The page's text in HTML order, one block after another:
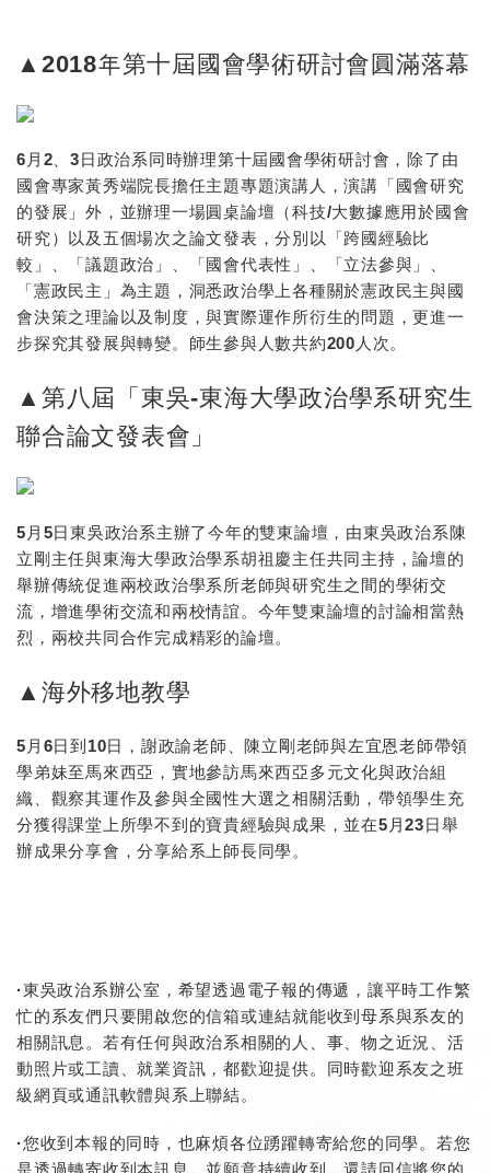
▲2018年第十屆國會學術研討會圓滿落幕
6月2、3日政治系同時辦理第十屆國會學術研討會，除了由
國會專家黃秀端院長擔任主題專題演講人，演講「國會研究
的發展」外，並辦理一場圓桌論壇（科技/大數據應用於國會
研究）以及五個場次之論文發表，分別以「跨國經驗比
較」、「議題政治」、「國會代表性」、「立法參與」、
「憲政民主」為主題，洞悉政治學上各種關於憲政民主與國
會決策之理論以及制度，與實際運作所衍生的問題，更進一
步探究其發展與轉變。師生參與人數共約200人次。
▲第八屆「東吳-東海大學政治學系研究生
聯合論文發表會」
5月5日東吳政治系主辦了今年的雙東論壇，由東吳政治系陳
立剛主任與東海大學政治學系胡祖慶主任共同主持，論壇的
舉辦傳統促進兩校政治學系所老師與研究生之間的學術交
流，增進學術交流和兩校情誼。今年雙東論壇的討論相當熱
烈，兩校共同合作完成精彩的論壇。
▲海外移地教學
5月6日到10日，謝政諭老師、陳立剛老師與左宜恩老師帶領
學弟妹至馬來西亞，實地參訪馬來西亞多元文化與政治組
織、觀察其運作及參與全國性大選之相關活動，帶領學生充
分獲得課堂上所學不到的寶貴經驗與成果，並在5月23日舉
辦成果分享會，分享給系上師長同學。
·東吳政治系辦公室，希望透過電子報的傳遞，讓平時工作繁
忙的系友們只要開啟您的信箱或連結就能收到母系與系友的
相關訊息。若有任何與政治系相關的人、事、物之近況、活
動照片或工讀、就業資訊，都歡迎提供。同時歡迎系友之班
級網頁或通訊軟體與系上聯結。
·您收到本報的同時，也麻煩各位踴躍轉寄給您的同學。若您
是透過轉寄收到本訊息，並願意持續收到，還請回信將您的